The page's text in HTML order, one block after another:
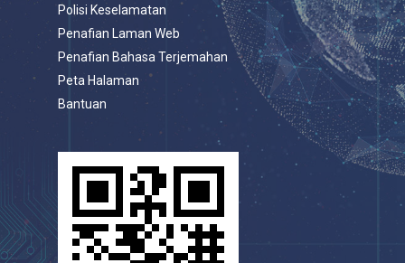
Polisi Keselamatan
Penafian Laman Web
Penafian Bahasa Terjemahan
Peta Halaman
Bantuan